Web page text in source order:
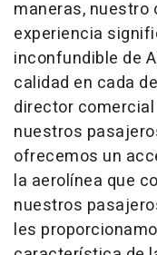
maneras, nuestro
experiencia
inconfundible de
calidad en cada
director
nuestros
ofrecemos un
la aerolínea que
nuestros
les